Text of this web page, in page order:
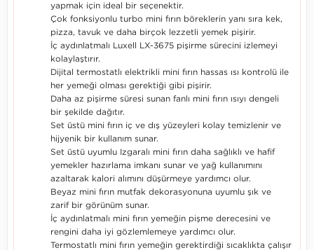
yapmak için ideal bir seçenektir.
Çok fonksiyonlu turbo mini fırın böreklerin yanı sıra kek,
pizza, tavuk ve daha birçok lezzetli yemek pişirir.
İç aydınlatmalı Luxell LX-3675 pişirme sürecini izlemeyi
kolaylaştırır.
Dijital termostatlı elektrikli mini fırın hassas ısı kontrolü ile
her yemeği olması gerektiği gibi pişirir.
Daha az pişirme süresi sunan fanlı mini fırın ısıyı dengeli
bir şekilde dağıtır.
Set üstü mini fırın iç ve dış yüzeyleri kolay temizlenir ve
hijyenik bir kullanım sunar.
Set üstü uyumlu Izgaralı mini fırın daha sağlıklı ve hafif
yemekler hazırlama imkanı sunar ve yağ kullanımını
azaltarak kalori alımını düşürmeye yardımcı olur.
Beyaz mini fırın mutfak dekorasyonuna uyumlu şık ve
zarif bir görünüm sunar.
İç aydınlatmalı mini fırın yemeğin pişme derecesini ve
rengini daha iyi gözlemlemeye yardımcı olur.
Termostatlı mini fırın yemeğin gerektirdiği sıcaklıkta çalışır